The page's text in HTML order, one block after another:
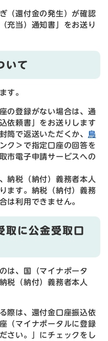
（還付金の発生）が確認
充当）通知書」をお送り
いて
す。
の登録がない場合は、通
依頼書」をお送りします
筒で返送いただくか、 鳥
ク＞ で指定口座の回答を
市電子申請サービスへの
納税（納付）義務者本人
ます。納税（納付）義務
は利用できません。
取に公金受取口
は、国（マイナポータ
税（納付）義務者本人
際は、還付金口座振込依
（マイナポータルに登録
さい。」にチェックをし